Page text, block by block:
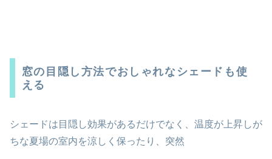
窓の目隠し方法でおしゃれなシェードも使
える
シェードは目隠し効果があるだけでなく、温度が上昇しが
ちな夏場の室内を涼しく保ったり、突然